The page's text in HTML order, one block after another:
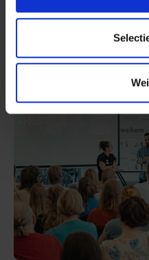
‘Samen voor Zorg’, een
JobRoad.